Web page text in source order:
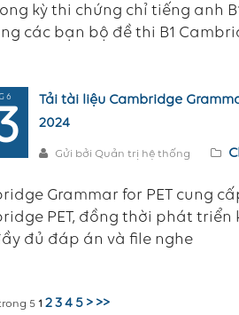
kỳ thi chứng chỉ tiếng anh
các bạn bộ đề thi B1
6
Tải tài liệu Cambridge
2024
Gửi bởi Quản trị hệ thống
Grammar for PET cung
PET, đồng thời phát triển
đủ đáp án và file nghe
5 1 234 5 > >>